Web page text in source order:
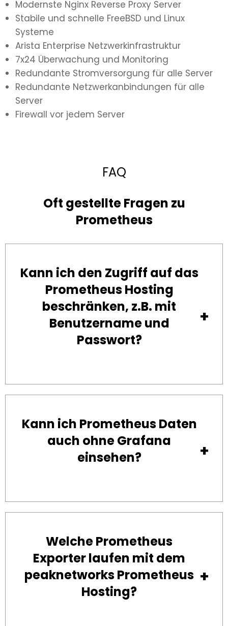
Modernste Nginx Reverse Proxy Server
Stabile und schnelle FreeBSD und Linux
Systeme
Arista Enterprise Netzwerkinfrastruktur
7x24 Überwachung und Monitoring
Redundante Stromversorgung für alle Server
Redundante Netzwerkanbindungen für alle
Server
Firewall vor jedem Server
FAQ
Oft gestellte Fragen zu
Prometheus
Kann ich den Zugriff auf das
Prometheus Hosting
beschränken, z.B. mit
Benutzername und
Passwort?
Kann ich Prometheus Daten
auch ohne Grafana
einsehen?
Welche Prometheus
Exporter laufen mit dem
peaknetworks Prometheus
Hosting?